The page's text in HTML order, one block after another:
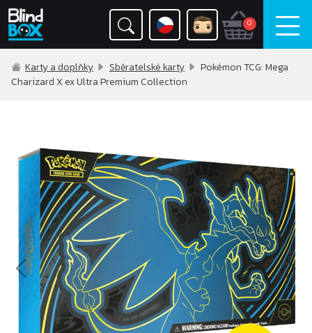
0
Karty a doplňky Sběratelské karty
Pokémon TCG: Mega
Charizard X ex Ultra Premium Collection
Previous